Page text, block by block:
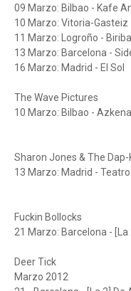
09 Marzo: Bilbao - Kafe
10 Marzo: Vitoria-
11 Marzo: Logroño -
13 Marzo: Barcelona -
16 Marzo: Madrid - El Sol
The Wave Pictures
10 Marzo: Bilbao - Azkena
Sharon Jones & The Dap-
13 Marzo: Madrid -
Fuckin Bollocks
21 Marzo: Barcelona -
Deer Tick
Marzo 2012